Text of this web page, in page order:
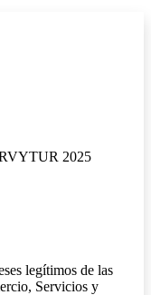
2025
legítimos de las
Servicios y